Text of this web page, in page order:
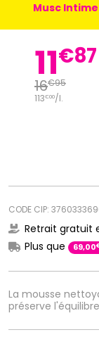
La mousse
préserve
Musc
11€87
16€95
113€00/l.
CODE CIP:
Retrait gratuit
Plus que
69,00